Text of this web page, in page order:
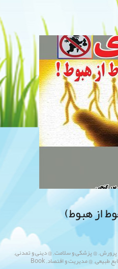
از هبوط)
پرورش,@ پزشکی و سلامت,@ دینی و تمدنی,
طبیعی,@ مدیریت و اقتصاد,
Book